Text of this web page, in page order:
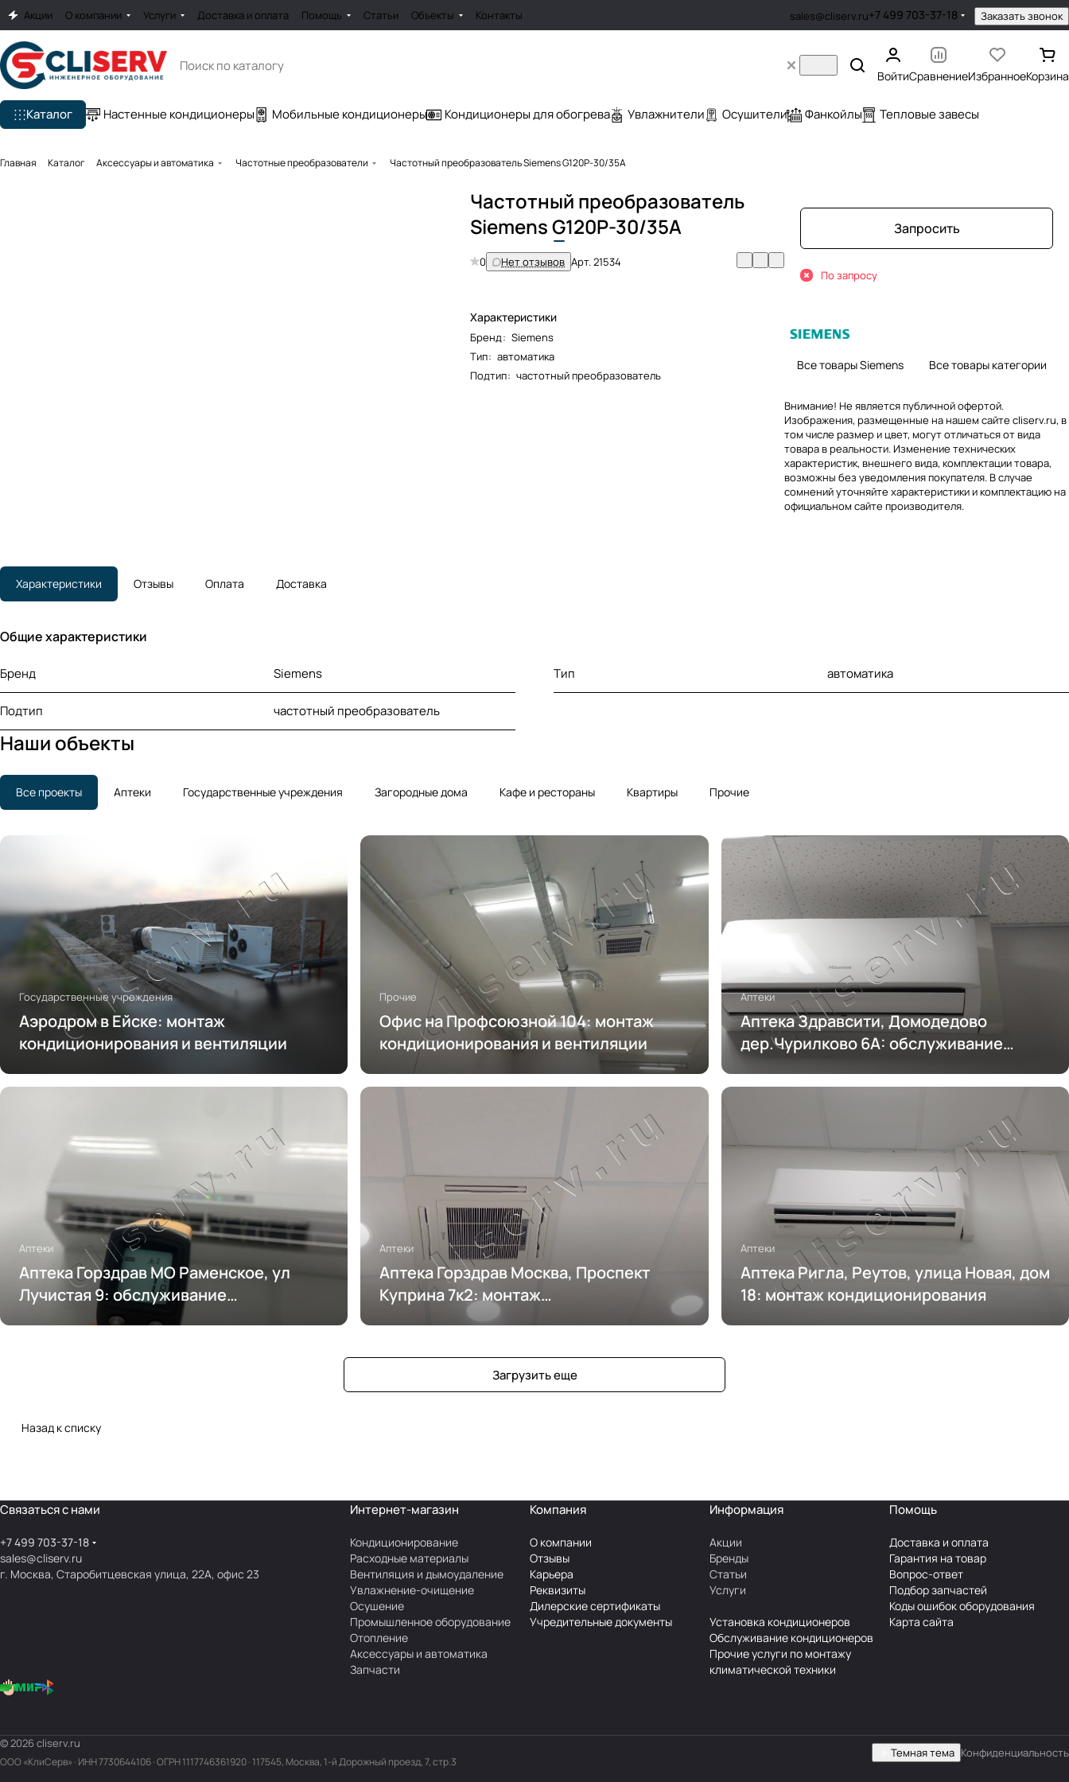
Акции О компании Услуги Доставка и оплата Помощь Статьи Объекты Контакты sales@cliserv.ru+7 499 703-37-18 Заказать звонок
ВойтиСравнениеИзбранноеКорзина
Каталог Настенные кондиционеры Мобильные кондиционеры Кондиционеры для обогрева Увлажнители Осушители Фанкойлы Тепловые завесы
Главная Каталог Аксессуары и автоматика Частотные преобразователи Частотный преобразователь Siemens G120P-30/35A
Частотный преобразователь
SiemensG120P-30/35A
0 Нет отзывов Арт.21534
Характеристики
Бренд: Siemens
Тип: автоматика
Подтип: частотный преобразователь
Запросить
По запросу
Все товары Siemens Все товары категории
Внимание! Не является публичной офертой.
Изображения, размещенные на нашем сайте cliserv.ru, в
том числе размер и цвет, могут отличаться от вида
товара в реальности. Изменение технических
характеристик, внешнего вида, комплектации товара,
возможны без уведомления покупателя. В случае
сомнений уточняйте характеристики и комплектацию на
официальном сайте производителя.
Характеристики Отзывы Оплата Доставка
Общие характеристики
Бренд Siemens Тип автоматика
Подтип частотный преобразователь
Наши объекты
Все проекты Аптеки Государственные учреждения Загородные дома Кафе и рестораны Квартиры Прочие
Государственные учреждения
Аэродром в Ейске: монтаж
кондиционирования и вентиляции
Прочие
Офис на Профсоюзной 104: монтаж
кондиционирования и вентиляции
Аптеки
Аптека Здравсити, Домодедово
дер.Чурилково 6А: обслуживание
Аптеки
Аптека Горздрав МО Раменское, ул
Лучистая 9: обслуживание
кондиционирования
Аптеки
Аптека Горздрав Москва, Проспект
Куприна 7к2: монтаж
кондиционирования
Аптеки
Аптека Ригла, Реутов, улица Новая, дом
18: монтаж кондиционирования
Загрузить еще
Назад к списку
Связаться с нами
+7 499 703-37-18
sales@cliserv.ru
г. Москва, Старобитцевская улица, 22А, офис 23
Интернет-магазин
Кондиционирование
Расходные материалы
Вентиляция и дымоудаление
Увлажнение-очищение
Осушение
Промышленное оборудование
Отопление
Аксессуары и автоматика
Запчасти
Компания
О компании
Отзывы
Карьера
Реквизиты
Дилерские сертификаты
Учредительные документы
Информация
Акции
Бренды
Статьи
Услуги
Установка кондиционеров
Обслуживание кондиционеров
Прочие услуги по монтажу
климатической техники
Помощь
Доставка и оплата
Гарантия на товар
Вопрос-ответ
Подбор запчастей
Коды ошибок оборудования
Карта сайта
© 2026 cliserv.ru
ООО «КлиСерв» · ИНН7730644106· ОГРН 1117746361920 · 117545, Москва, 1-й Дорожный проезд, 7, стр.3
Темная тема Конфиденциальность